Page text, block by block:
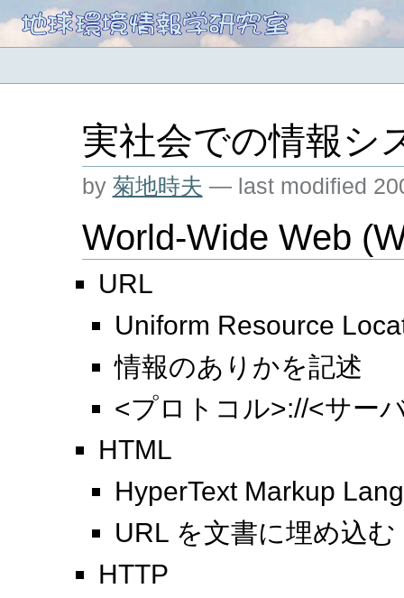
実社会での情報シ
by 菊地時夫 — last modified
World-Wide Web
URL
Uniform Resource
情報のありかを記述
<プロトコル>://<サー
HTML
HyperText Markup
URL を文書に埋め込む
HTTP